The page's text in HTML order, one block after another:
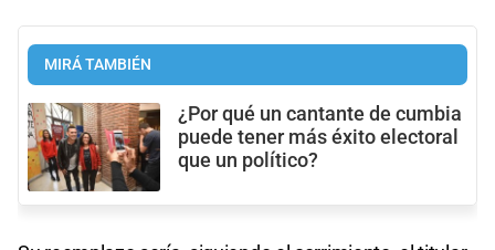
MIRÁ TAMBIÉN
¿Por qué un cantante de cumbia
puede tener más éxito electoral
que un político?